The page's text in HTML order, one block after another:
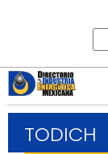
TODICH